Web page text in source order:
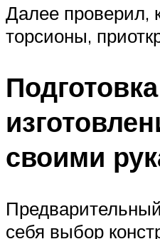
Далее проверил,
торсионы,
своими
себя выбор